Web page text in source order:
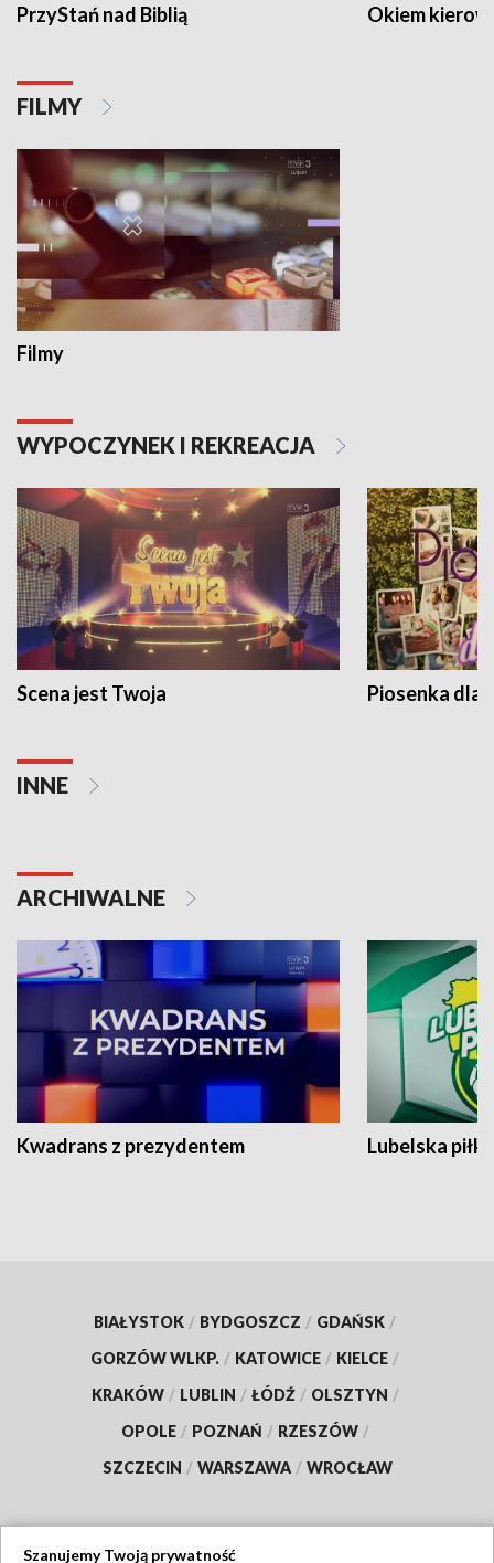
PrzyStań nad Biblią Okiem
FILMY
Filmy
WYPOCZYNEK I REKREACJA
Scena jest Twoja Piosenka dla
INNE
ARCHIWALNE
Kwadrans z prezydentem Lubelska piłka
BIAŁYSTOK / BYDGOSZCZ / GDAŃSK /
GORZÓW WLKP. / KATOWICE / KIELCE /
KRAKÓW / LUBLIN / ŁÓDŹ / OLSZTYN /
OPOLE / POZNAŃ / RZESZÓW /
SZCZECIN / WARSZAWA / WROCŁAW
Szanujemy Twoją prywatność